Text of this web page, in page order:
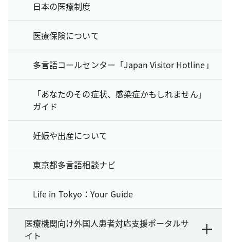
日本の医療制度
医療保険について
多言語コールセンター「Japan Visitor Hotline」
「あなたのその症状、感染症かもしれません」
ガイド
妊娠や出産について
東京都多言語相談ナビ
Life in Tokyo：Your Guide
医療機関向け外国人患者対応支援ポータルサ
イト